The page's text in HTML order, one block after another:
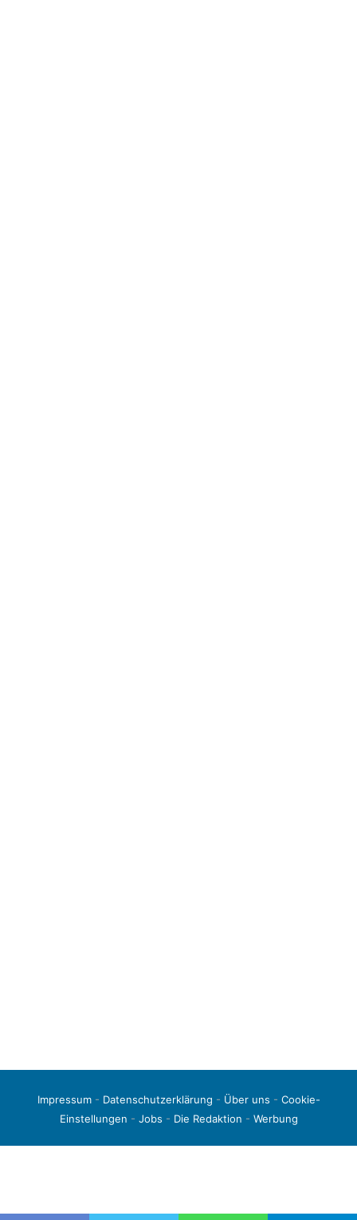
Impressum- Datenschutzerklärung - Über uns - Cookie-
Einstellungen - Jobs - Die Redaktion - Werbung